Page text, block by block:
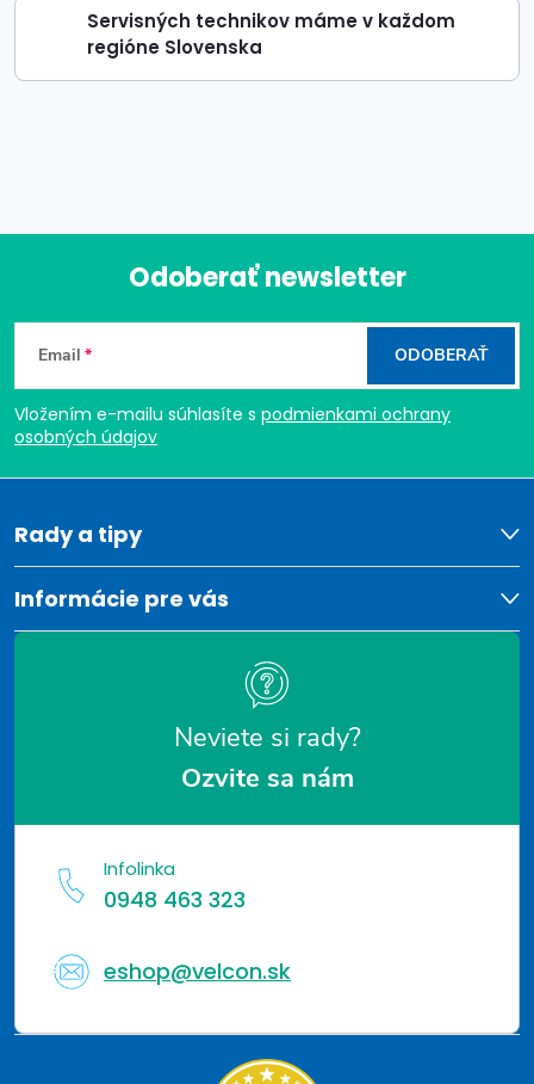
Servisných technikov máme v každom
regióne Slovenska
Z
á
p
ä
t
e
Odoberať newsletter
Email
Vložením e-mailu súhlasíte s podmienkami ochrany
osobných údajov
ODOBERAŤ
Rady a tipy
Informácie pre vás
Neviete si rady?
Ozvite sa nám
Infolinka
0948 463 323
eshop@velcon.sk